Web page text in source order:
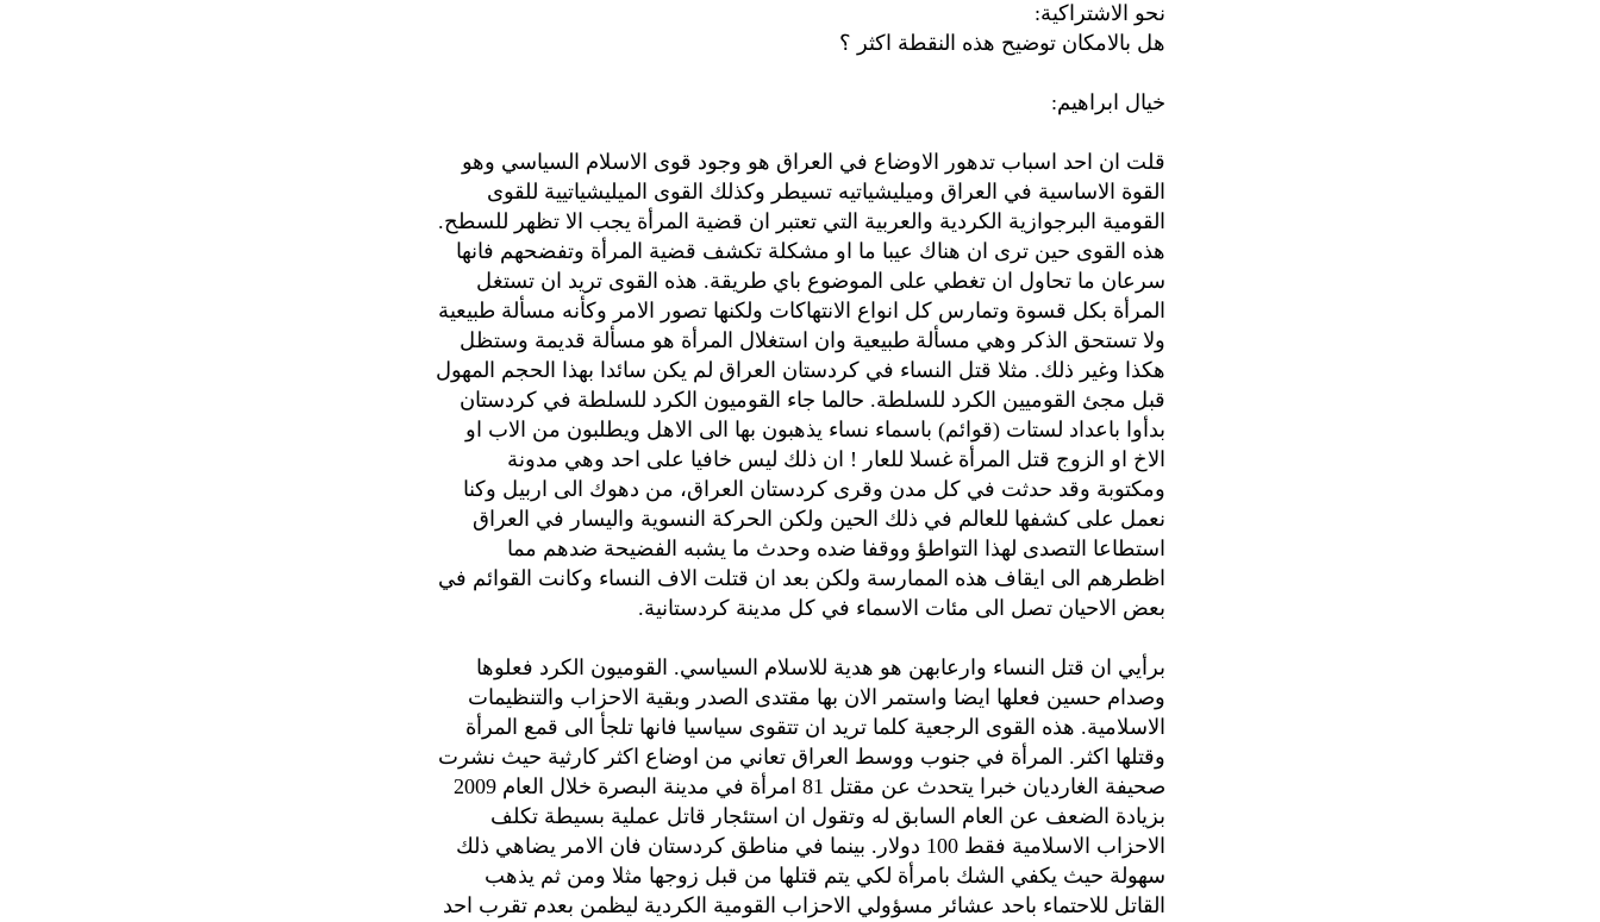
نحو الاشتراكية:
هل بالامكان توضيح هذه النقطة اكثر ؟
خيال ابراهيم:
قلت ان احد اسباب تدهور الاوضاع في العراق هو وجود قوى الاسلام السياسي وهو
القوة الاساسية في العراق وميليشياتيه تسيطر وكذلك القوى الميليشياتيية للقوى
القومية البرجوازية الكردية والعربية التي تعتبر ان قضية المرأة يجب الا تظهر للسطح.
هذه القوى حين ترى ان هناك عيبا ما او مشكلة تكشف قضية المرأة وتفضحهم فانها
سرعان ما تحاول ان تغطي على الموضوع باي طريقة. هذه القوى تريد ان تستغل
المرأة بكل قسوة وتمارس كل انواع الانتهاكات ولكنها تصور الامر وكأنه مسألة طبيعية
ولا تستحق الذكر وهي مسألة طبيعية وان استغلال المرأة هو مسألة قديمة وستظل
هكذا وغير ذلك. مثلا قتل النساء في كردستان العراق لم يكن سائدا بهذا الحجم المهول
قبل مجئ القوميين الكرد للسلطة. حالما جاء القوميون الكرد للسلطة في كردستان
بدأوا باعداد لستات (قوائم) باسماء نساء يذهبون بها الى الاهل ويطلبون من الاب او
الاخ او الزوج قتل المرأة غسلا للعار ! ان ذلك ليس خافيا على احد وهي مدونة
ومكتوبة وقد حدثت في كل مدن وقرى كردستان العراق، من دهوك الى اربيل وكنا
نعمل على كشفها للعالم في ذلك الحين ولكن الحركة النسوية واليسار في العراق
استطاعا التصدى لهذا التواطؤ ووقفا ضده وحدث ما يشبه الفضيحة ضدهم مما
اظطرهم الى ايقاف هذه الممارسة ولكن بعد ان قتلت الاف النساء وكانت القوائم في
بعض الاحيان تصل الى مئات الاسماء في كل مدينة كردستانية.
برأيي ان قتل النساء وارعابهن هو هدية للاسلام السياسي. القوميون الكرد فعلوها
وصدام حسين فعلها ايضا واستمر الان بها مقتدى الصدر وبقية الاحزاب والتنظيمات
الاسلامية. هذه القوى الرجعية كلما تريد ان تتقوى سياسيا فانها تلجأ الى قمع المرأة
وقتلها اكثر. المرأة في جنوب ووسط العراق تعاني من اوضاع اكثر كارثية حيث نشرت
صحيفة الغارديان خبرا يتحدث عن مقتل 81 امرأة في مدينة البصرة خلال العام 2009
بزيادة الضعف عن العام السابق له وتقول ان استئجار قاتل عملية بسيطة تكلف
الاحزاب الاسلامية فقط 100 دولار. بينما في مناطق كردستان فان الامر يضاهي ذلك
سهولة حيث يكفي الشك بامرأة لكي يتم قتلها من قبل زوجها مثلا ومن ثم يذهب
القاتل للاحتماء باحد عشائر مسؤولي الاحزاب القومية الكردية ليظمن بعدم تقرب احد